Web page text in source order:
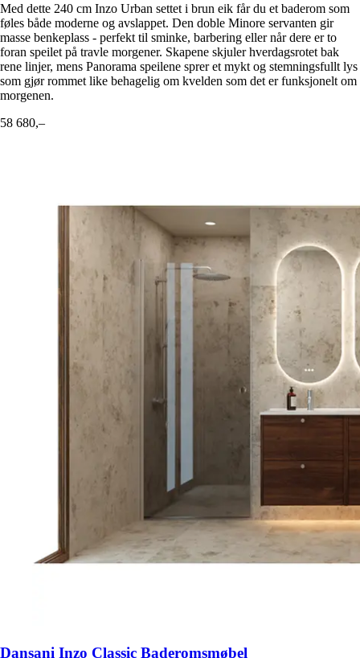
Med dette 240 cm Inzo Urban settet i brun eik får du et baderom som
føles både moderne og avslappet. Den doble Minore servanten gir
masse benkeplass - perfekt til sminke, barbering eller når dere er to
foran speilet på travle morgener. Skapene skjuler hverdagsrotet bak
rene linjer, mens Panorama speilene sprer et mykt og stemningsfullt lys
som gjør rommet like behagelig om kvelden som det er funksjonelt om
morgenen.
58 680,–
Dansani Inzo Classic Baderomsmøbel